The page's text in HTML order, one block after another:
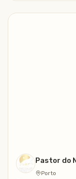
Pastor do
Porto